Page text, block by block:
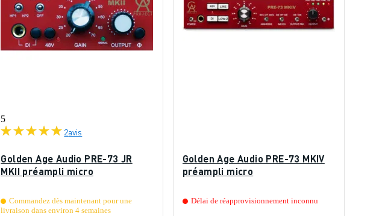
5
2avis
Golden Age Audio PRE-73 JR
MKII préampli micro
Commandez dès maintenant pour une
livraison dans environ 4 semaines
Golden Age Audio PRE-73 MKIV
préampli micro
Délai de réapprovisionnement inconnu